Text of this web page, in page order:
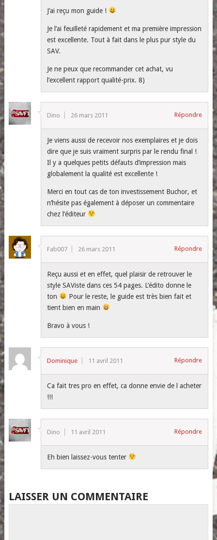
J’ai reçu mon guide !
Je l’ai feuilleté rapidement et ma première impression
est excellente. Tout à fait dans le plus pur style du
SAV.
Je ne peux que recommander cet achat, vu
l’excellent rapport qualité-prix. 8)
Dino 26 mars 2011 Répondre
Je viens aussi de recevoir nos exemplaires et je dois
dire que je suis vraiment surpris par le rendu final !
Il y a quelques petits défauts d’impression mais
globalement la qualité est excellente !
Merci en tout cas de ton investissement Buchor, et
n’hésite pas également à déposer un commentaire
chez l’éditeur
Fab007 26 mars 2011 Répondre
Reçu aussi et en effet, quel plaisir de retrouver le
style SAViste dans ces 54 pages. L’édito donne le
ton
Pour le reste, le guide est très bien fait et
tient bien en main
Bravo à vous !
Dominique 11 avril 2011 Répondre
Ca fait tres pro en effet, ca donne envie de l acheter
!!!
Dino 11 avril 2011 Répondre
Eh bien laissez-vous tenter
LAISSER UN COMMENTAIRE